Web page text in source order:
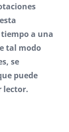
a una
tal modo
se
puede
lector.